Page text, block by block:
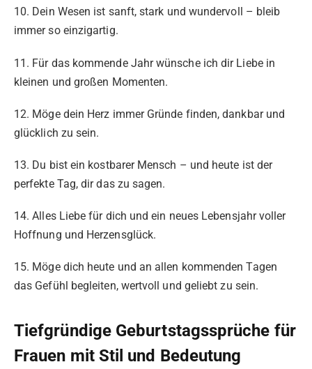
10. Dein Wesen ist sanft, stark und wundervoll – bleib
immer so einzigartig.
11. Für das kommende Jahr wünsche ich dir Liebe in
kleinen und großen Momenten.
12. Möge dein Herz immer Gründe finden, dankbar und
glücklich zu sein.
13. Du bist ein kostbarer Mensch – und heute ist der
perfekte Tag, dir das zu sagen.
14. Alles Liebe für dich und ein neues Lebensjahr voller
Hoffnung und Herzensglück.
15. Möge dich heute und an allen kommenden Tagen
das Gefühl begleiten, wertvoll und geliebt zu sein.
Tiefgründige Geburtstagssprüche für
Frauen mit Stil und Bedeutung